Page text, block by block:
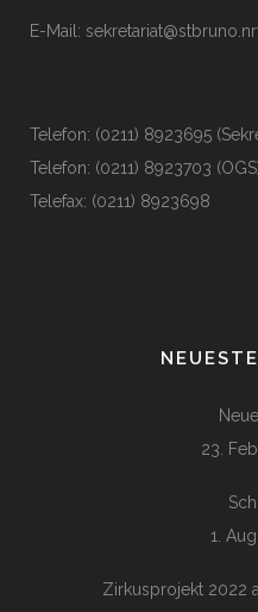
E-Mail:
Telefon: (0211) 8923695
Telefon: (0211) 8923703
Telefax: (0211) 8923698
23.
1.
Zirkusprojekt 2022